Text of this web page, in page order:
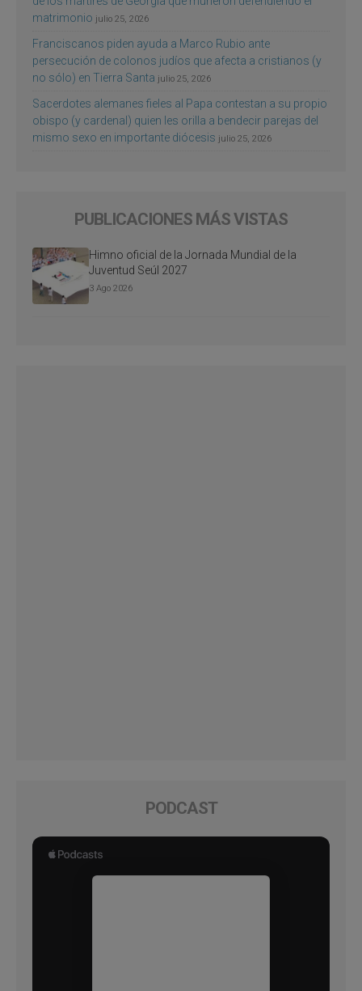
matrimonio julio 25, 2026
Franciscanos piden ayuda a Marco Rubio ante
persecución de colonos judíos que afecta a cristianos (y
no sólo) en Tierra Santa julio 25, 2026
Sacerdotes alemanes fieles al Papa contestan a su propio
obispo (y cardenal) quien les orilla a bendecir parejas del
mismo sexo en importante diócesis julio 25, 2026
PUBLICACIONES MÁS VISTAS
Himno oficial de la Jornada Mundial de la
Juventud Seúl 2027
3 Ago 2026
PODCAST